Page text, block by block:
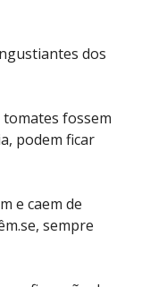
dos
fossem
podem ficar
e caem de
sempre